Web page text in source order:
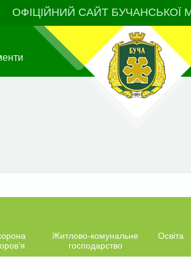
ОФІЦІЙНИЙ САЙТ БУЧАНСЬКОЇ
Житлово-комунальне
господарство
Освіта